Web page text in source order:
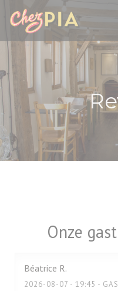
Cookies beheer paneel
Onze
Béatrice R
2026-08-07 - 19:45 -